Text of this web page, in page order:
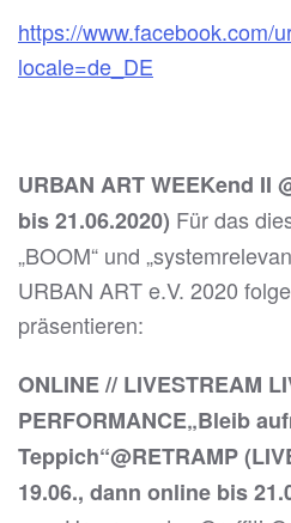
https://www.facebook.com/
locale=de_DE
URBAN ART WEEKend II
bis 21.06.2020) Für das
„BOOM“ und
URBAN ART e.V. 2020
präsentieren:
ONLINE // LIVESTREAM
PERFORMANCE„Bleib
Teppich“@RETRAMP
19.06., dann online bis